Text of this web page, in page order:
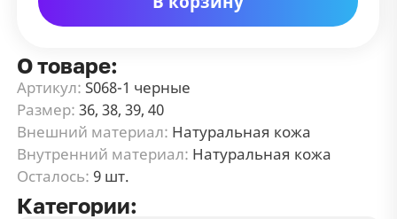
О товаре:
Артикул: S068-1 черные
Размер: 36, 38, 39, 40
Внешний материал: Натуральная кожа
Внутренний материал: Натуральная кожа
Осталось: 9 шт.
Категории: